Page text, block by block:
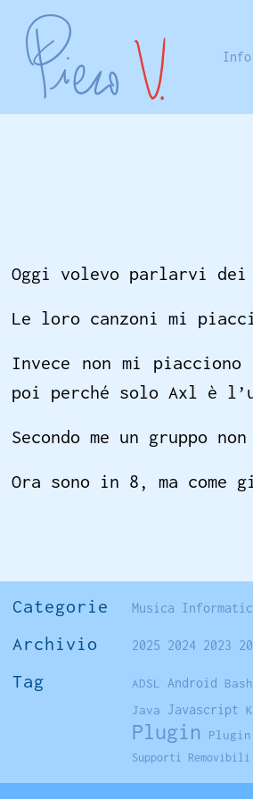
Oggi volevo parlarvi dei
Le loro canzoni mi
Invece non mi
poi perché solo Axl è
Secondo me un gruppo
Ora sono in 8, ma come
Categorie Musica
Archivio 2025 2024 2023
Tag ADSL Android Bash
Java
Javascript
Plugin Plugin
Supporti Removibili